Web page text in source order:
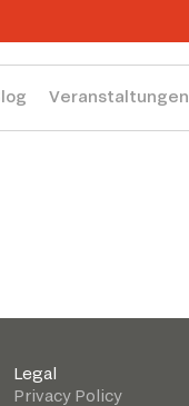
Veranstaltungen
Legal
Privacy Policy